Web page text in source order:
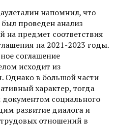
напомнил, что
проведен анализ
на предмет соответствия
на 2021-2023 годы.
соглашение
исходит из
Однако в большой части
характер, тогда
социального
развитие диалога и
отношений в